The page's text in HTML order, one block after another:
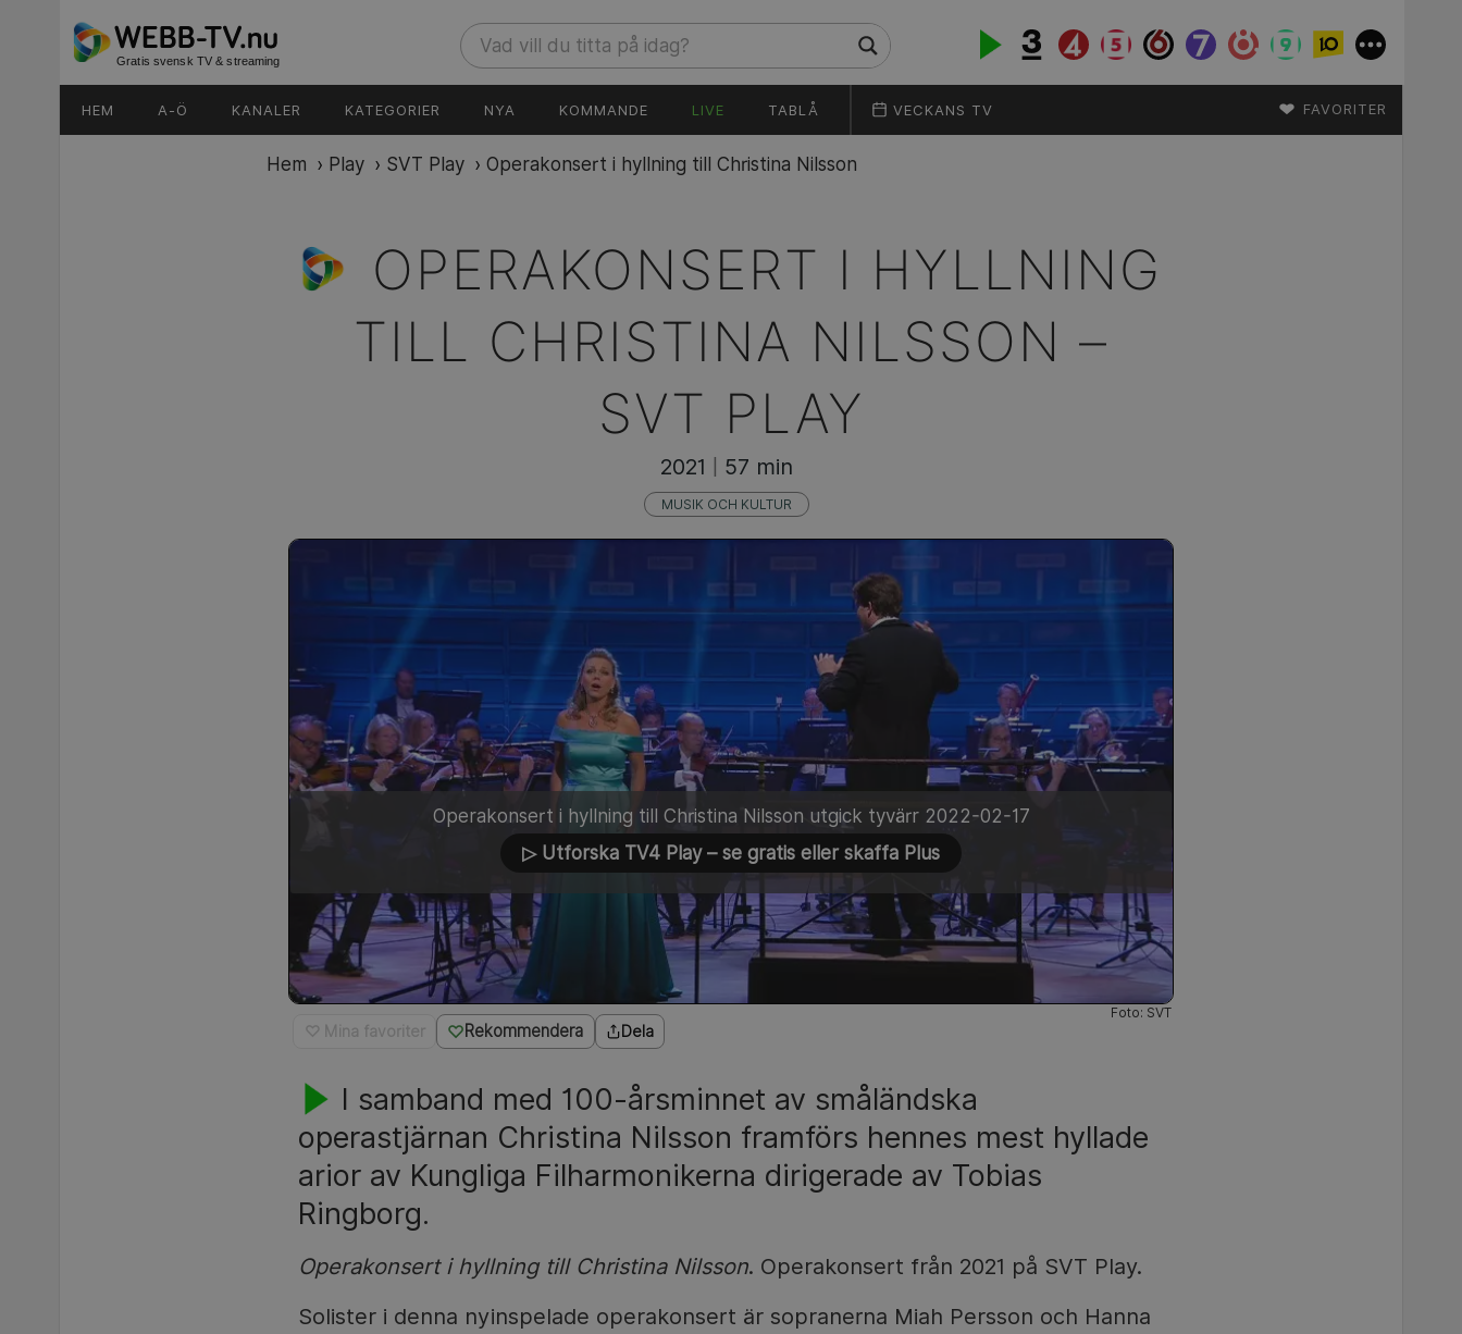
Gratis svensk TV & streaming
HEM A-Ö KANALER KATEGORIER NYA KOMMANDE LIVE TABLÅ VECKANS TV ♥ FAVORITER
Hem › Play › SVT Play › Operakonsert i hyllning till Christina Nilsson
OPERAKONSERT I HYLLNING
TILL CHRISTINA NILSSON –
SVT PLAY
♡ Mina favoriter Rekommendera Dela
I samband med 100-årsminnet av småländska
operastjärnan Christina Nilsson framförs hennes mest hyllade
arior av Kungliga Filharmonikerna dirigerade av Tobias
Ringborg.
Operakonsert i hyllning till Christina Nilsson. Operakonsert från 2021 på SVT Play.
Solister i denna nyinspelade operakonsert är sopranerna Miah Persson och Hanna
Foto: SVT
Operakonsert i hyllning till Christina Nilsson utgick tyvärr 2022-02-17
▷ Utforska TV4 Play – se gratis eller skaffa Plus
2021 57 min
MUSIK OCH KULTUR